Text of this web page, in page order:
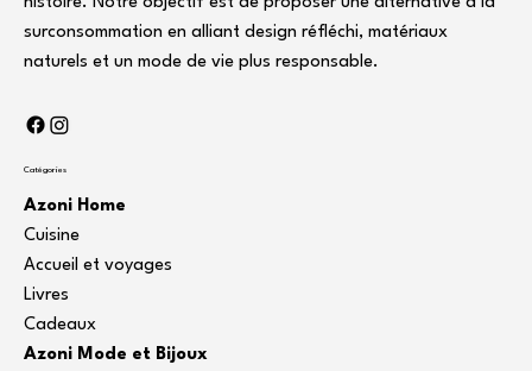
surconsommation en alliant design réfléchi, matériaux
naturels et un mode de vie plus responsable.
Catégories
Azoni Home
Cuisine
Accueil et voyages
Livres
Cadeaux
Azoni Mode et Bijoux